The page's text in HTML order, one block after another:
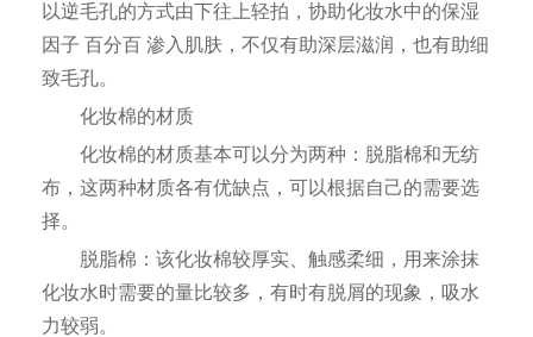
以逆毛孔的方式由下往上轻拍，协助化妆水中的保湿
因子 百分百 渗入肌肤，不仅有助深层滋润，也有助细
致毛孔。
化妆棉的材质
化妆棉的材质基本可以分为两种：脱脂棉和无纺
布，这两种材质各有优缺点，可以根据自己的需要选
择。
脱脂棉：该化妆棉较厚实、触感柔细，用来涂抹
化妆水时需要的量比较多，有时有脱屑的现象，吸水
力较弱。